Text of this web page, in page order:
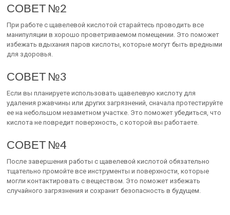
СОВЕТ №2
При работе с щавелевой кислотой старайтесь проводить все
манипуляции в хорошо проветриваемом помещении. Это поможет
избежать вдыхания паров кислоты, которые могут быть вредными
для здоровья.
СОВЕТ №3
Если вы планируете использовать щавелевую кислоту для
удаления ржавчины или других загрязнений, сначала протестируйте
ее на небольшом незаметном участке. Это поможет убедиться, что
кислота не повредит поверхность, с которой вы работаете.
СОВЕТ №4
После завершения работы с щавелевой кислотой обязательно
тщательно промойте все инструменты и поверхности, которые
могли контактировать с веществом. Это поможет избежать
случайного загрязнения и сохранит безопасность в будущем.